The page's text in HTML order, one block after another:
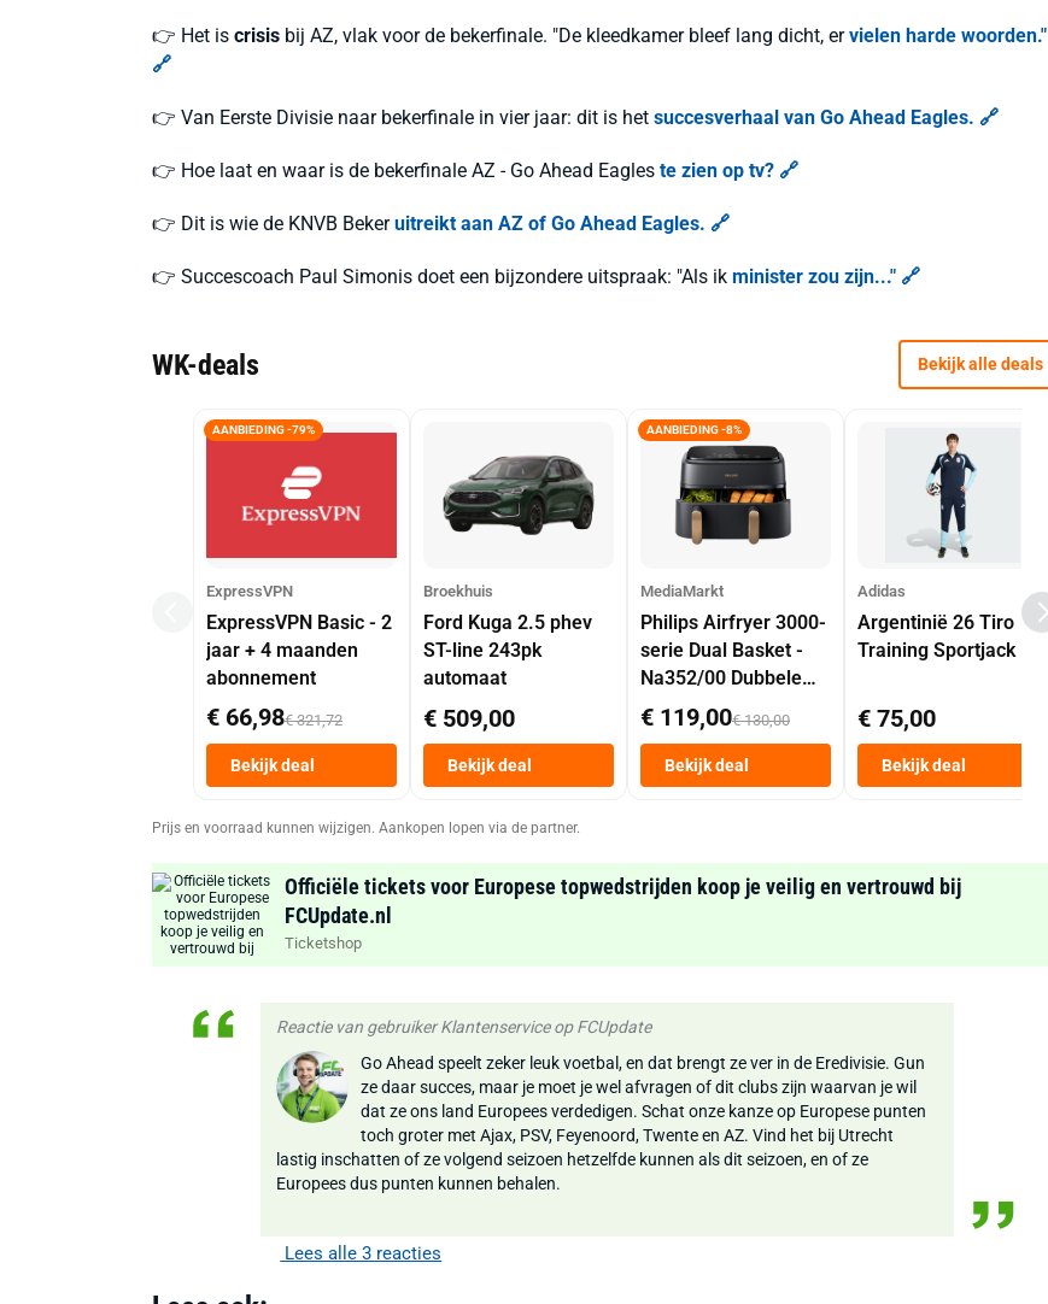
👉 Het is crisis bij AZ, vlak voor de bekerfinale. "De kleedkamer bleef lang dicht, ervielen harde woorden."
🔗
👉 Van Eerste Divisie naar bekerfinale in vier jaar: dit is het succesverhaal van Go Ahead Eagles. 🔗
👉 Hoe laat en waar is de bekerfinale AZ - Go Ahead Eagles te zien op tv? 🔗
👉 Dit is wie de KNVB Bekeruitreikt aan AZ of Go Ahead Eagles. 🔗
👉 Succescoach Paul Simonis doet een bijzondere uitspraak: "Als ik minister zou zijn..." 🔗
WK-deals Bekijk alle deals
AANBIEDING -79%
ExpressVPN
ExpressVPN Basic - 2
jaar + 4 maanden
abonnement
€ 66,98€ 321,72
Bekijk deal
Broekhuis
Ford Kuga 2.5 phev
ST-line 243pk
automaat
€ 509,00
Bekijk deal
AANBIEDING -8%
MediaMarkt
Philips Airfryer 3000-
serie Dual Basket -
Na352/00 Dubbele
Mand 9 L Tot 6
Personen
Heteluchtfriteuse
Zwart
€ 119,00€ 130,00
Bekijk deal
Adidas
Argentinië 26 Tiro
Training Sportjack
€ 75,00
Bekijk deal
Prijs en voorraad kunnen wijzigen. Aankopen lopen via de partner.
Officiële tickets voor Europese topwedstrijden koop je veilig en vertrouwd bij
FCUpdate.nl
Ticketshop
Reactie van gebruiker Klantenservice op FCUpdate
Go Ahead speelt zeker leuk voetbal, en dat brengt ze ver in de Eredivisie. Gun
ze daar succes, maar je moet je wel afvragen of dit clubs zijn waarvan je wil
dat ze ons land Europees verdedigen. Schat onze kanze op Europese punten
toch groter met Ajax, PSV, Feyenoord, Twente en AZ. Vind het bij Utrecht
lastig inschatten of ze volgend seizoen hetzelfde kunnen als dit seizoen, en of ze
Europees dus punten kunnen behalen.
Lees alle 3 reacties